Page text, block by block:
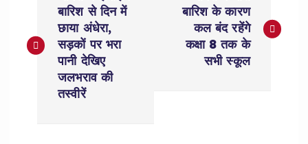
s
बारिश से दिन में
छाया अंधेरा,
सड़कों पर भरा
पानी देखिए
जलभराव की
तस्वीरें
बारिश के कारण
कल बंद रहेंगे
कक्षा 8 तक के
सभी स्कूल